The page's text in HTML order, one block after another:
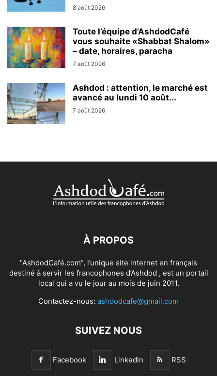
8 août 2026
Toute l’équipe d’AshdodCafé
vous souhaite «Shabbat Shalom»
– date, horaires, paracha
7 août 2026
Ashdod : attention, le marché est
avancé au lundi 10 août...
7 août 2026
À PROPOS
"AshdodCafé.com”, l’unique site internet en français
destiné à servir les francophones d’Ashdod , est un portail
local qui a vu le jour au mois de juin 2011.
Contactez-nous: ashdodcafe@gmail.com
SUIVEZ NOUS
Facebook Linkedin RSS